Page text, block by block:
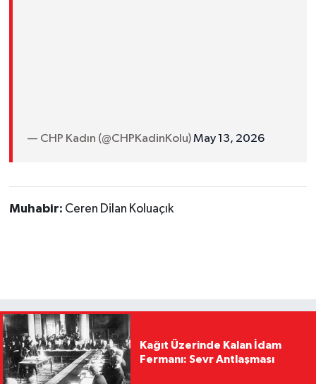
— CHP Kadın (@CHPKadinKolu)May 13, 2026
Muhabir: Ceren Dilan Koluaçık
Kağıt Üzerinde Kalan İdam
Fermanı: Sevr Antlaşması